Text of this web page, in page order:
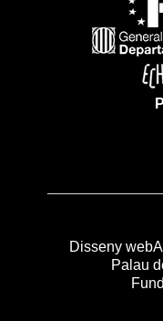
Disseny web
Palau